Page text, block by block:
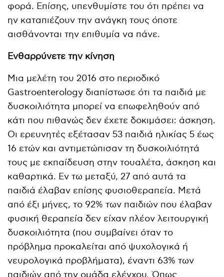
φορά. Επίσης, υπενθυμίστε του ότι πρέπει να
ην καταπιέζουν την ανάγκη τους όποτε
αισθάνονται την επιθυμία να πάνε.
Ενθαρρύνετε την κίνηση
Μια μελέτη του 2016 στο περιοδικό
Gastroenterology διαπίστωσε ότι τα παιδιά με
δυσκοιλιότητα μπορεί να επωφεληθούν από
κάτι που πιθανώς δεν έχετε δοκιμάσει: άσκηση.
Οι ερευνητές εξέτασαν 53 παιδιά ηλικίας 5 έως
16 ετών και αντιμετώπισαν τη δυσκοιλιότητά
τους με εκπαίδευση στην τουαλέτα, άσκηση και
καθαρτικά. Εν τω μεταξύ, 27 από αυτά τα
παιδιά έλαβαν επίσης φυσιοθεραπεία. Μετά
από έξι μήνες, το 92% των παιδιών που έλαβαν
φυσική θεραπεία δεν είχαν πλέον λειτουργική
δυσκοιλιότητα (που συμβαίνει όταν το
πρόβλημα προκαλείται από ψυχολογικά ή
νευρολογικά προβλήματα), έναντι 63% των
παιδιών από την ομάδα ελέγχου. Όπως